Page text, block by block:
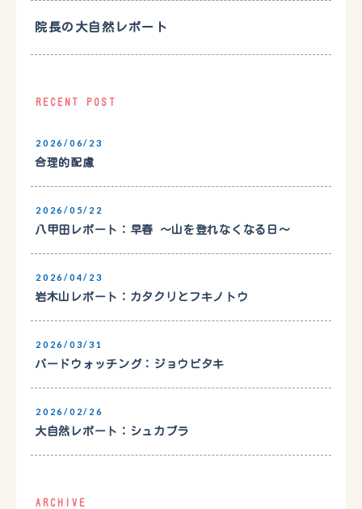
院長の大自然レポート
RECENT POST
2026/06/23
合理的配慮
2026/05/22
八甲田レポート：早春 〜山を登れなくなる日〜
2026/04/23
岩木山レポート：カタクリとフキノトウ
2026/03/31
バードウォッチング：ジョウビタキ
2026/02/26
大自然レポート：シュカブラ
ARCHIVE